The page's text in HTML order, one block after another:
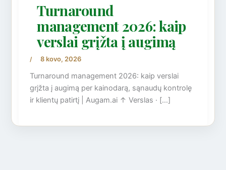
Turnaround
management 2026: kaip
verslai grįžta į augimą
/ 8 kovo, 2026
Turnaround management 2026: kaip verslai
grįžta į augimą per kainodarą, sąnaudų kontrolę
ir klientų patirtį | Augam.ai ↑ Verslas · […]